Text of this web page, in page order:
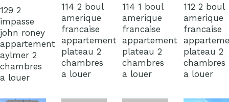
129 2
impasse
john roney
appartement
aylmer 2
chambres
a louer
114 2 boul
amerique
francaise
appartement
plateau 2
chambres
a louer
114 1 boul
amerique
francaise
appartement
plateau 2
chambres
a louer
112 2 boul
amerique
francaise
plateau 2
chambres
a louer